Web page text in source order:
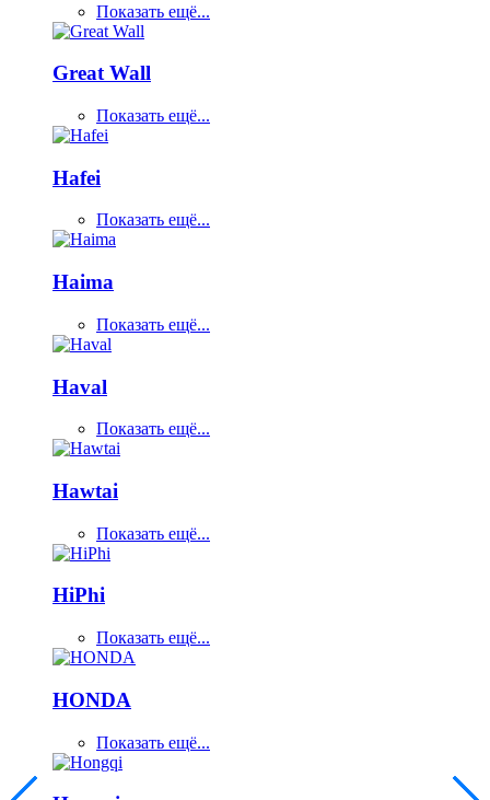
Показать ещё...
Great Wall
Показать ещё...
Hafei
Показать ещё...
Haima
Показать ещё...
Haval
Показать ещё...
Hawtai
Показать ещё...
HiPhi
Показать ещё...
HONDA
Показать ещё...